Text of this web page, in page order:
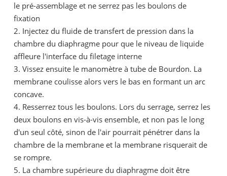
le pré-assemblage et ne serrez pas les boulons de
fixation
2. Injectez du fluide de transfert de pression dans la
chambre du diaphragme pour que le niveau de liquide
affleure l'interface du filetage interne
3. Vissez ensuite le manomètre à tube de Bourdon. La
membrane coulisse alors vers le bas en formant un arc
concave.
4. Resserrez tous les boulons. Lors du serrage, serrez les
deux boulons en vis-à-vis ensemble, et non pas le long
d'un seul côté, sinon de l'air pourrait pénétrer dans la
chambre de la membrane et la membrane risquerait de
se rompre.
5. La chambre supérieure du diaphragme doit être